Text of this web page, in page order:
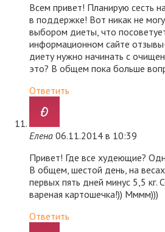
Всем привет! Планирую сесть
в поддержке! Вот никак не
выбором диеты, что
информационном сайте
диету нужно начинать с
это? В общем пока больше
Ответить
Елена 06.11.2014 в 10:39
Привет! Где все худеющие?
В общем, шестой день, на
первых пять дней минус 5,5 кг.
вареная картошечка!)) Мммм)))
Ответить